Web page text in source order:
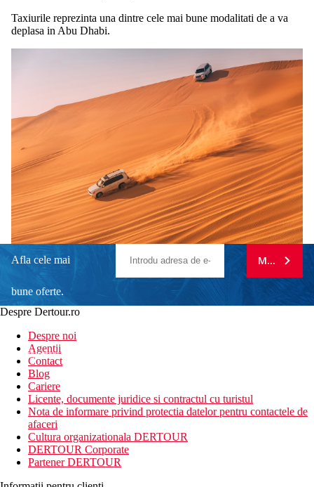
Taxiurile reprezinta una dintre cele mai bune modalitati de a va
deplasa in Abu Dhabi.
Afla cele mai
bune oferte.
newsletter!
MA
Despre Dertour.ro
Despre noi
Agentii
Contact
Blog
Cariere
Licente, documente juridice si contractul cu turistul
Nota de informare privind protectia datelor pentru contactele de
afaceri
Cultura organizationala DERTOUR
DERTOUR Corporate
Partener DERTOUR